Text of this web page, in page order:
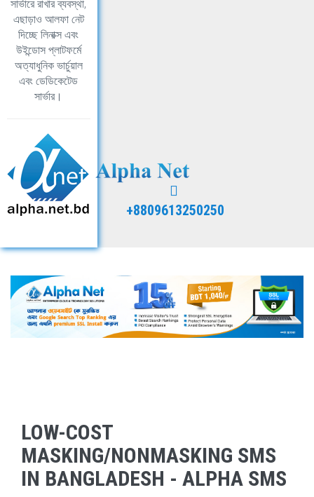
সার্ভারে রাখার ব্যবস্থা,
এছাড়াও আলফা নেট
দিচ্ছে লিনাক্স এবং
উইন্ডোস প্লাটফর্মে
অত্যাধুনিক ভার্চুয়াল
এবং ডেডিকেটেড
সার্ভার।
+8809613250250
LOW-COST
MASKING/NONMASKING SMS
IN BANGLADESH - ALPHA SMS